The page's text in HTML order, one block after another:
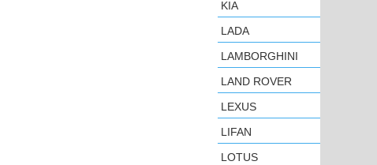
KIA
LADA
LAMBORGHINI
LAND ROVER
LEXUS
LIFAN
LOTUS